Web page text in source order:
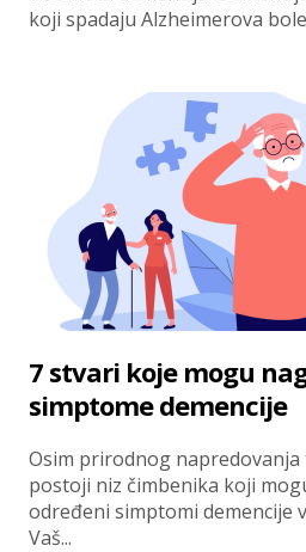
koji spadaju Alzheimerova
7 stvari koje mogu
simptome demencije
Osim prirodnog napredovanja
postoji niz čimbenika koji
određeni simptomi demencije
Vaš...